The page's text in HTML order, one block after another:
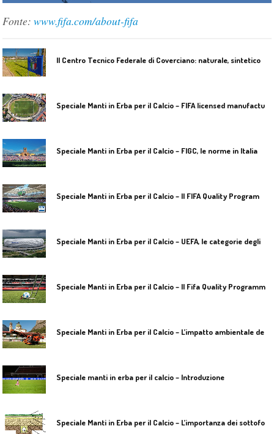
Fonte:www.fifa.com/about-fifa
Speciale Manti in Erba per il Calcio – FIGC, le norme in Italia
Speciale manti in erba per il calcio – Introduzione